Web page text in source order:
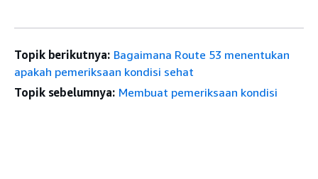
Topik berikutnya: Bagaimana Route 53 menentukan
apakah pemeriksaan kondisi sehat
Topik sebelumnya: Membuat pemeriksaan kondisi